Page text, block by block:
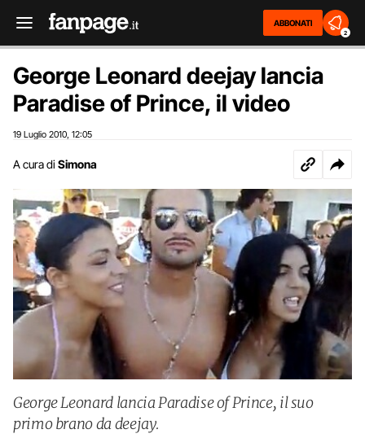
ABBONATI
2
George Leonard deejay lancia
Paradise of Prince, il video
19 Luglio 2010 12:05
A cura di Simona
George Leonard lancia Paradise of Prince, il suo
primo brano da deejay.